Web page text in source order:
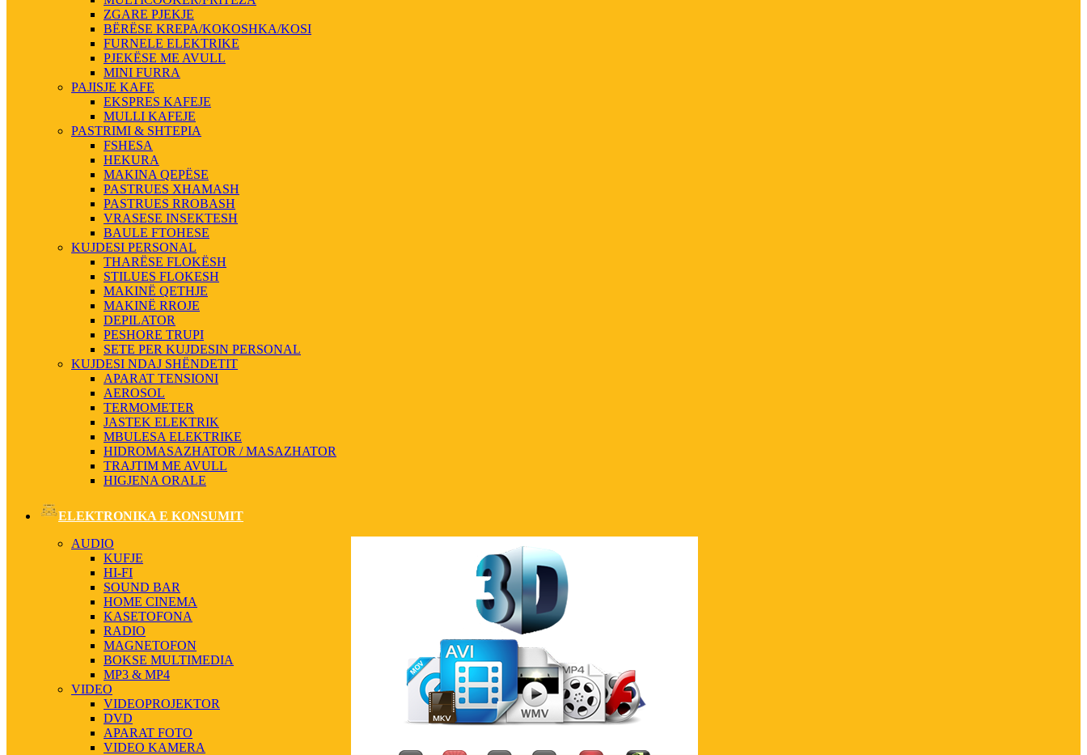
ZGARE PJEKJE
BËRËSE KREPA/KOKOSHKA/KOSI
FURNELE ELEKTRIKE
PJEKËSE ME AVULL
MINI FURRA
PAJISJE KAFE
EKSPRES KAFEJE
MULLI KAFEJE
PASTRIMI & SHTEPIA
FSHESA
HEKURA
MAKINA QEPËSE
PASTRUES XHAMASH
PASTRUES RROBASH
VRASESE INSEKTESH
BAULE FTOHESE
KUJDESI PERSONAL
THARËSE FLOKËSH
STILUES FLOKESH
MAKINË QETHJE
MAKINË RROJE
DEPILATOR
PESHORE TRUPI
SETE PER KUJDESIN PERSONAL
KUJDESI NDAJ SHËNDETIT
APARAT TENSIONI
AEROSOL
TERMOMETER
JASTEK ELEKTRIK
MBULESA ELEKTRIKE
HIDROMASAZHATOR / MASAZHATOR
TRAJTIM ME AVULL
HIGJENA ORALE
ELEKTRONIKA E KONSUMIT
AUDIO
KUFJE
HI-FI
SOUND BAR
HOME CINEMA
KASETOFONA
RADIO
MAGNETOFON
BOKSE MULTIMEDIA
MP3 & MP4
VIDEO
VIDEOPROJEKTOR
DVD
APARAT FOTO
VIDEO KAMERA